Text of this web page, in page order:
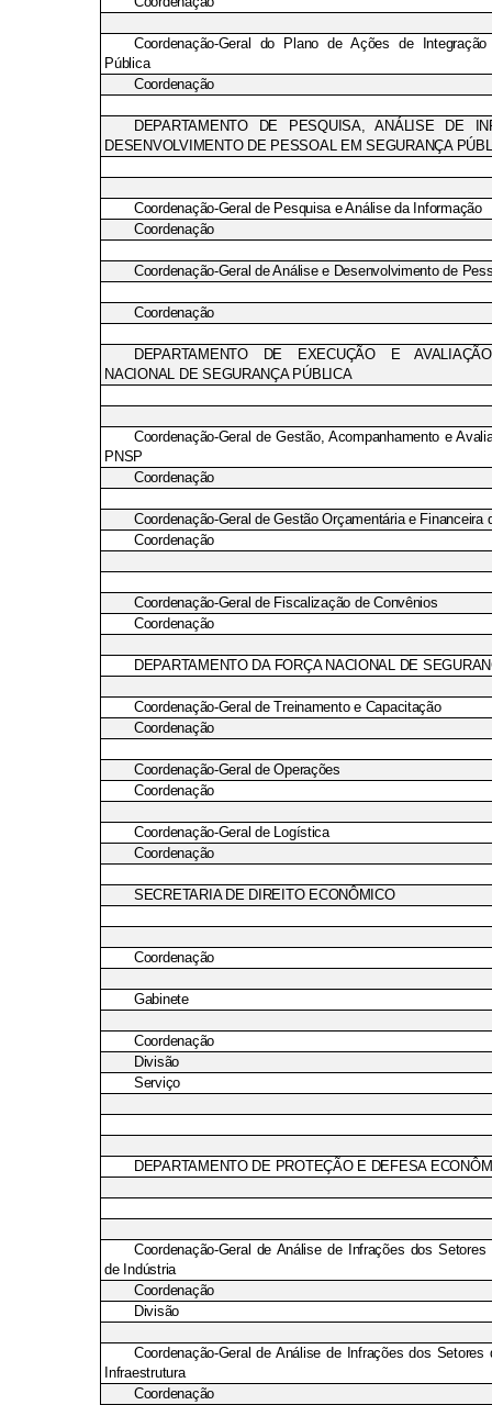
Coordenação-Geral do Plano de Ações de
Pública
Coordenação
DEPARTAMENTO DE PESQUISA, ANÁLISE DE
DESENVOLVIMENTO DE PESSOAL EM SEGURANÇA
Coordenação-Geral de Pesquisa e Análise da Informação
Coordenação
Coordenação-Geral de Análise e Desenvolvimento de
Coordenação
DEPARTAMENTO DE EXECUÇÃO E
NACIONAL DE SEGURANÇA PÚBLICA
Coordenação-Geral de Gestão, Acompanhamento e
PNSP
Coordenação
Coordenação-Geral de Gestão Orçamentária e Financeira
Coordenação
Coordenação-Geral de Fiscalização de Convênios
Coordenação
DEPARTAMENTO DA FORÇA NACIONAL DE
Coordenação-Geral de Treinamento e Capacitação
Coordenação
Coordenação-Geral de Operações
Coordenação
Coordenação-Geral de Logística
Coordenação
SECRETARIA DE DIREITO ECONÔMICO
Coordenação
Gabinete
Coordenação
Divisão
Serviço
DEPARTAMENTO DE PROTEÇÃO E DEFESA
Coordenação-Geral de Análise de Infrações dos Setores
de Indústria
Coordenação
Divisão
Coordenação-Geral de Análise de Infrações dos
Infraestrutura
Coordenação